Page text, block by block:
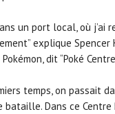
un port local, où j’ai
explique Spencer
dit “Poké
temps, on passait
Dans ce